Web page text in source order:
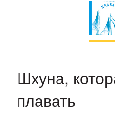
Шхуна,
плавать